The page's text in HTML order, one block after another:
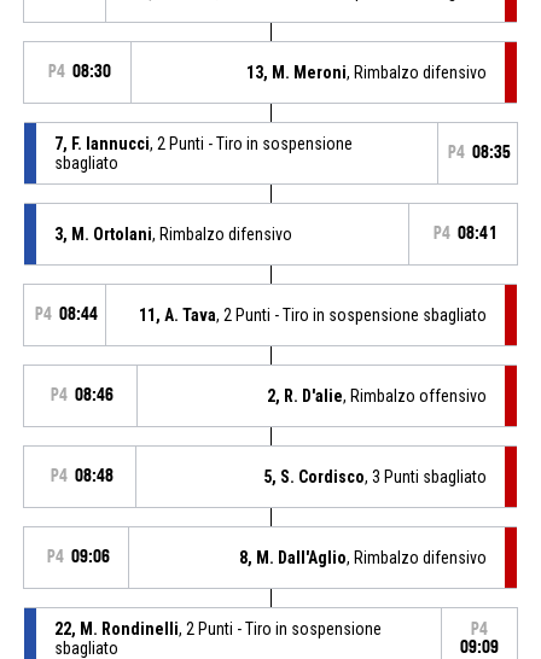
P4 08:30 13, M. Meroni, Rimbalzo difensivo
7, F. Iannucci, 2 Punti - Tiro in sospensione
sbagliato
P4 08:35
3, M. Ortolani, Rimbalzo difensivo P4 08:41
P4 08:44 11, A. Tava, 2 Punti - Tiro in sospensione sbagliato
P4 08:46 2, R. D'alie, Rimbalzo offensivo
P4 08:48 5, S. Cordisco, 3 Punti sbagliato
P4 09:06 8, M. Dall'Aglio, Rimbalzo difensivo
22, M. Rondinelli, 2 Punti - Tiro in sospensione
sbagliato
P4
09:09